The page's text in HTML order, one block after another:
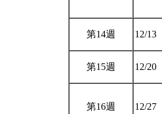
第14週 12/13
第15週 12/20
第16週 12/27